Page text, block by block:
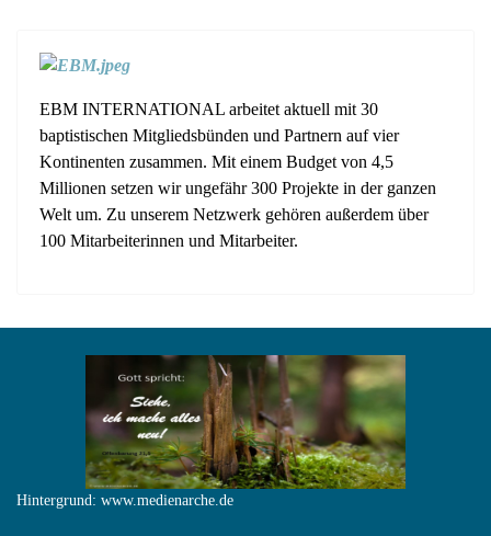
EBM INTERNATIONAL arbeitet aktuell mit 30
baptistischen Mitgliedsbünden und Partnern auf vier
Kontinenten zusammen. Mit einem Budget von 4,5
Millionen setzen wir ungefähr 300 Projekte in der ganzen
Welt um. Zu unserem Netzwerk gehören außerdem über
100 Mitarbeiterinnen und Mitarbeiter.
Hintergrund: www.medienarche.de